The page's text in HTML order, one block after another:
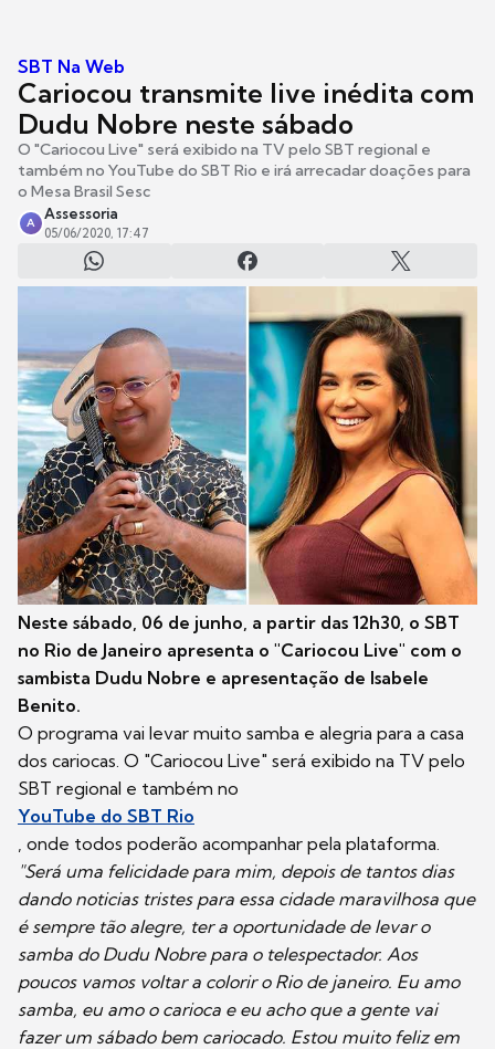
SBT Na Web
Cariocou transmite live inédita com
Dudu Nobre neste sábado
O "Cariocou Live" será exibido na TV pelo SBT regional e
também no YouTube do SBT Rio e irá arrecadar doações para
o Mesa Brasil Sesc
A
Assessoria
05/06/2020, 17:47
Neste sábado, 06 de junho, a partir das 12h30, o SBT
no Rio de Janeiro apresenta o "Cariocou Live" com o
sambista Dudu Nobre e apresentação de Isabele
Benito.
O programa vai levar muito samba e alegria para a casa
dos cariocas. O "Cariocou Live" será exibido na TV pelo
SBT regional e também no
YouTube do SBT Rio
, onde todos poderão acompanhar pela plataforma.
"Será uma felicidade para mim, depois de tantos dias
dando noticias tristes para essa cidade maravilhosa que
é sempre tão alegre, ter a oportunidade de levar o
samba do Dudu Nobre para o telespectador. Aos
poucos vamos voltar a colorir o Rio de janeiro. Eu amo
samba, eu amo o carioca e eu acho que a gente vai
fazer um sábado bem cariocado. Estou muito feliz em